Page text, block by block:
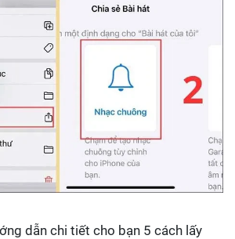
dẫn chi tiết cho bạn 5 cách lấy